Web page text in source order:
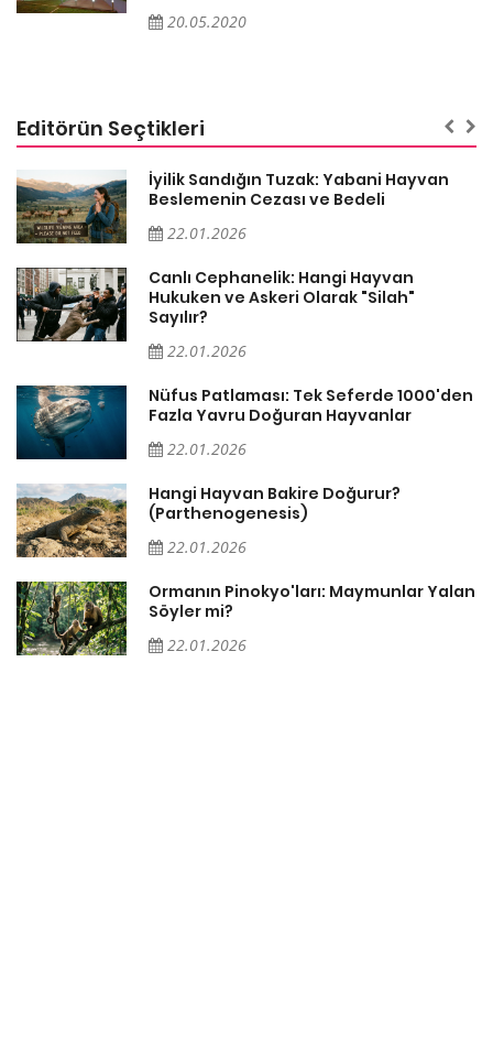
20.05.2020
Editörün Seçtikleri
İyilik Sandığın Tuzak: Yabani Hayvan
Beslemenin Cezası ve Bedeli
22.01.2026
Canlı Cephanelik: Hangi Hayvan
Hukuken ve Askeri Olarak "Silah"
Sayılır?
22.01.2026
Nüfus Patlaması: Tek Seferde 1000'den
Fazla Yavru Doğuran Hayvanlar
22.01.2026
Hangi Hayvan Bakire Doğurur?
(Parthenogenesis)
22.01.2026
Ormanın Pinokyo'ları: Maymunlar Yalan
Söyler mi?
22.01.2026